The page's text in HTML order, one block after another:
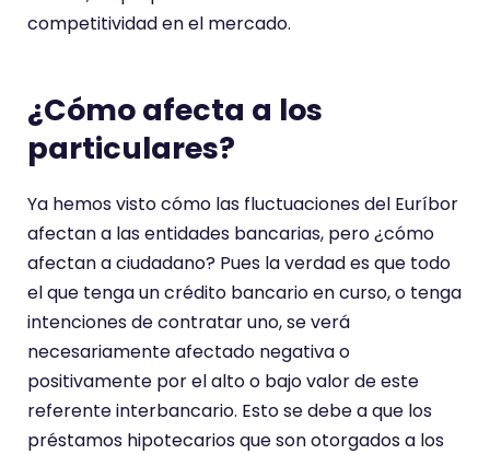
competitividad en el mercado.
¿Cómo afecta a los
particulares?
Ya hemos visto cómo las fluctuaciones del Euríbor
afectan a las entidades bancarias, pero ¿cómo
afectan a ciudadano? Pues la verdad es que todo
el que tenga un crédito bancario en curso, o tenga
intenciones de contratar uno, se verá
necesariamente afectado negativa o
positivamente por el alto o bajo valor de este
referente interbancario. Esto se debe a que los
préstamos hipotecarios que son otorgados a los